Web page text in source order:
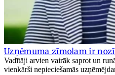
Uzņēmuma zīmolam ir
Vadītāji arvien vairāk saprot un
vienkārši nepieciešamās